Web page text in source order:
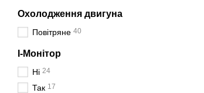
Охолодження двигуна
Повітряне 40
I-Монітор
Ні 24
Так 17